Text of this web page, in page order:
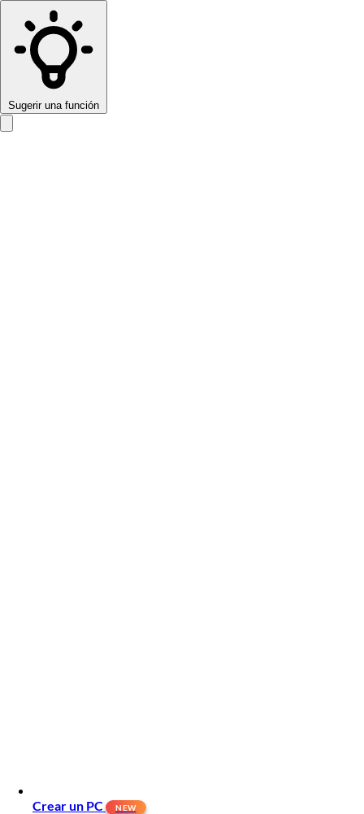
Sugerir una función
Crear un PC NEW